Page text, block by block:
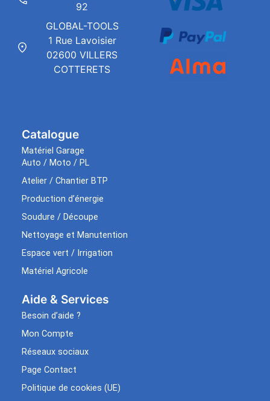
Catalogue
Matériel Garage
Auto / Moto / PL
Atelier / Chantier BTP
Production d’énergie
Soudure / Découpe
Nettoyage et Manutention
Espace vert / Irrigation
Matériel Agricole
Aide & Services​
Besoin d’aide ?
Mon Compte
Réseaux sociaux
Page Contact
Politique de cookies (UE)
92
GLOBAL-TOOLS
1 Rue Lavoisier
02600 VILLERS
COTTERETS